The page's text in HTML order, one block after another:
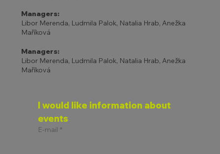
Managers:
Libor Merenda, Ludmila Palok, Natalia Hrab, Anežka
Maříková
Managers:
Libor Merenda, Ludmila Palok, Natalia Hrab, Anežka
Maříková
I would like information about
events
E-mail *